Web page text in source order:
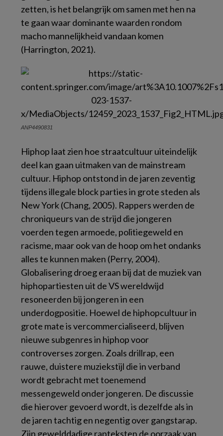
zetten, is het belangrijk om samen met hen na
te gaan waar dominante waarden rondom
macho mannelijkheid vandaan komen
(Harrington, 2021).
ANP4490831
Hiphop laat zien hoe straatcultuur uiteindelijk
deel kan gaan uitmaken van de mainstream
cultuur. Hiphop ontstond in de jaren zeventig
tijdens illegale block partiesin grote steden als
New York (Chang, 2005). Rappers werden de
chroniqueurs van de strijd die jongeren
voerden tegen armoede, politiegeweld en
racisme, maar ook van de hoop om het ondanks
alles te kunnen maken (Perry, 2004).
Globalisering droeg eraan bij dat de muziek van
hiphopartiesten uit de VS wereldwijd
resoneerden bij jongeren in een
underdogpositie. Hoewel de hiphopcultuur in
grote mate is vercommercialiseerd, blijven
nieuwe subgenres in hiphop voor
controverses zorgen. Zoals drillrap, een
rauwe, duistere muziekstijl die in verband
wordt gebracht met toenemend
messengeweld onder jongeren. De discussie
die hierover gevoerd wordt, is dezelfde als in
de jaren tachtig en negentig over gangstarap.
Zijn gewelddadige rapteksten de oorzaak van